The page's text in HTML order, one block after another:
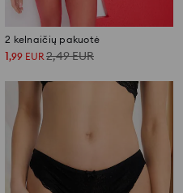
2 kelnaičių pakuotė
1,99 EUR2,49EUR